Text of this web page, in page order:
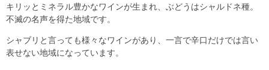
キリッとミネラル豊かなワインが生まれ、ぶどうはシャルドネ種。
不滅の名声を得た地域です。
シャブリと言っても様々なワインがあり、一言で辛口だけでは言い
表せない地域になっています。